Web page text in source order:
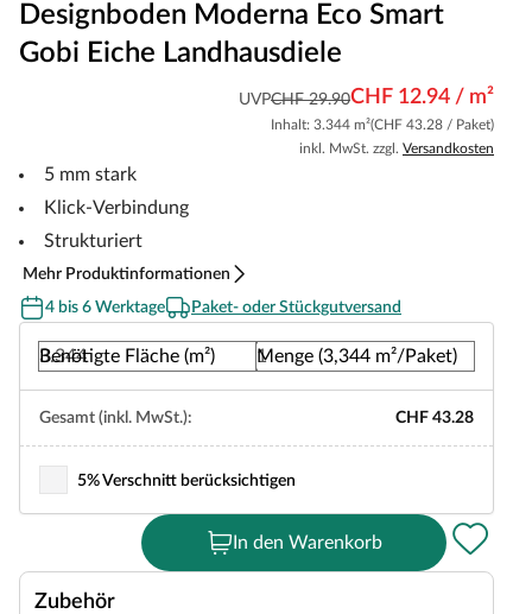
Designboden Moderna Eco Smart
Gobi Eiche Landhausdiele
UVPCHF 29.90CHF 12.94 / m²
Inhalt: 3.344 m²(CHF 43.28 / Paket)
inkl. MwSt. zzgl. Versandkosten
5 mm stark
Klick-Verbindung
Strukturiert
Mehr Produktinformationen
4 bis 6 Werktage
Paket- oder Stückgutversand
Benötigte Fläche (m²) Menge (3,344 m²/Paket)
Gesamt (inkl. MwSt.): CHF 43.28
5% Verschnitt berücksichtigen
In den Warenkorb
Zubehör